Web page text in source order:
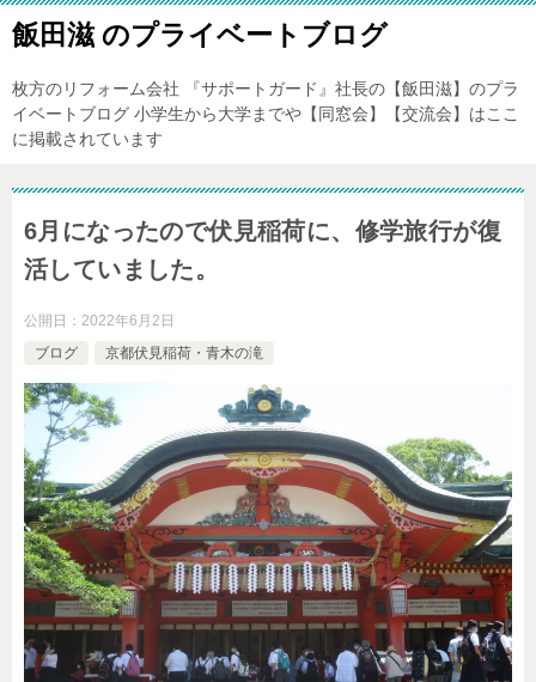
飯田滋 のプライベートブログ
枚方のリフォーム会社 『サポートガード』社長の【飯田滋】のプラ
イベートブログ 小学生から大学までや【同窓会】【交流会】はここ
に掲載されています
6月になったので伏見稲荷に、修学旅行が復
活していました。
公開日： 2022年6月2日
ブログ
京都伏見稲荷・青木の滝